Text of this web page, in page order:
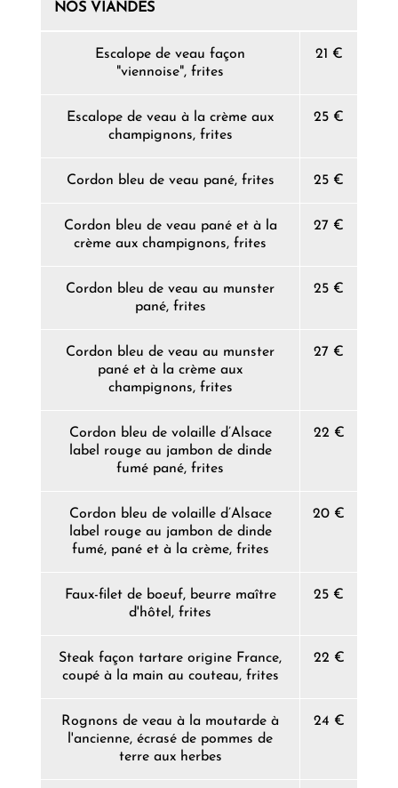
NOS VIANDES
Escalope de veau façon
"viennoise", frites
21 €
Escalope de veau à la crème aux
champignons, frites
25 €
Cordon bleu de veau pané, frites 25 €
Cordon bleu de veau pané et à la
crème aux champignons, frites
27 €
Cordon bleu de veau au munster
pané, frites
25 €
Cordon bleu de veau au munster
pané et à la crème aux
champignons, frites
27 €
Cordon bleu de volaille d’Alsace
label rouge au jambon de dinde
fumé pané, frites
22 €
Cordon bleu de volaille d’Alsace
label rouge au jambon de dinde
fumé, pané et à la crème, frites
20 €
Faux-filet de boeuf, beurre maître
d'hôtel, frites
25 €
Steak façon tartare origine France,
coupé à la main au couteau, frites
22 €
Rognons de veau à la moutarde à
l'ancienne, écrasé de pommes de
terre aux herbes
24 €